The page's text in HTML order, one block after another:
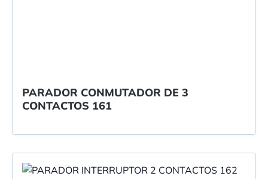
PARADOR CONMUTADOR DE 3
CONTACTOS 161